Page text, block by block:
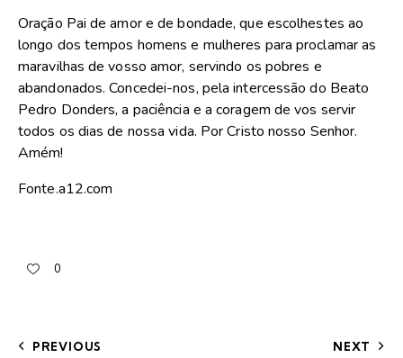
Oração Pai de amor e de bondade, que escolhestes ao
longo dos tempos homens e mulheres para proclamar as
maravilhas de vosso amor, servindo os pobres e
abandonados. Concedei-nos, pela intercessão do Beato
Pedro Donders, a paciência e a coragem de vos servir
todos os dias de nossa vida. Por Cristo nosso Senhor.
Amém!
Fonte.a12.com
0
PREVIOUS NEXT